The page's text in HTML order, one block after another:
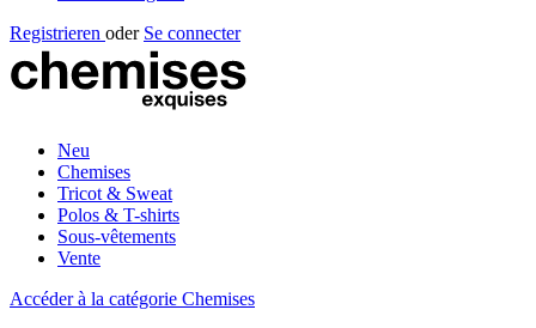
Registrieren oder Se connecter
Neu
Chemises
Tricot & Sweat
Polos & T-shirts
Sous-vêtements
Vente
Accéder à la catégorie Chemises